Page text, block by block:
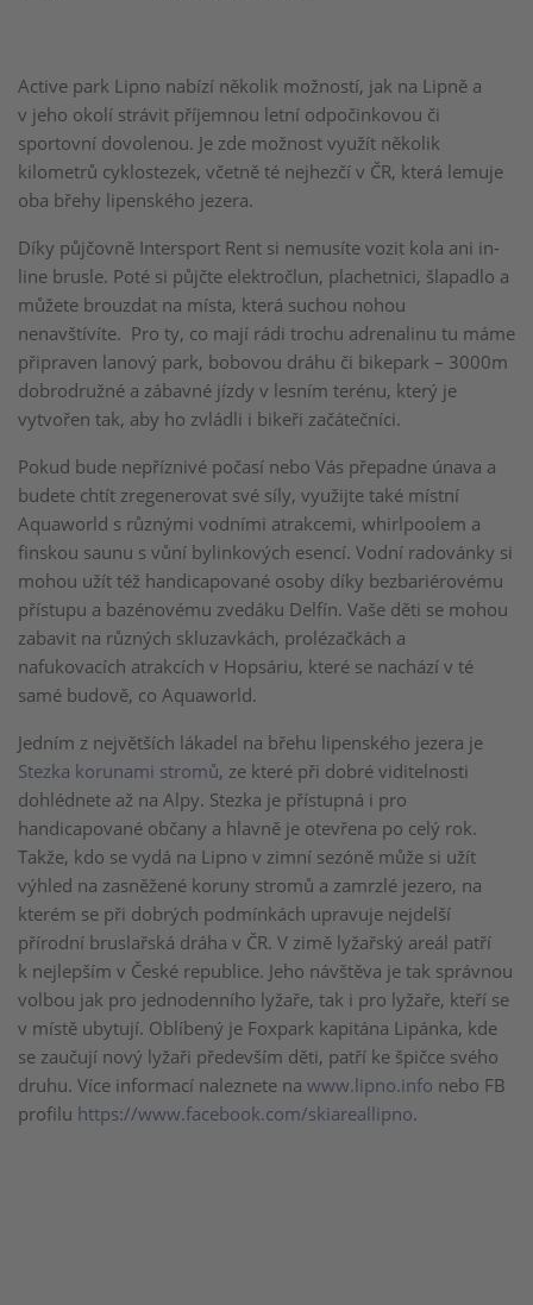
Active park Lipno nabízí několik možností, jak na Lipně a
v jeho okolí strávit příjemnou letní odpočinkovou či
sportovní dovolenou. Je zde možnost využít několik
kilometrů cyklostezek, včetně té nejhezčí v ČR, která lemuje
oba břehy lipenského jezera.
Díky půjčovně Intersport Rent si nemusíte vozit kola ani in-
line brusle. Poté si půjčte elektročlun, plachetnici, šlapadlo a
můžete brouzdat na místa, která suchou nohou
nenavštívíte. Pro ty, co mají rádi trochu adrenalinu tu máme
připraven lanový park, bobovou dráhu či bikepark – 3000m
dobrodružné a zábavné jízdy v lesním terénu, který je
vytvořen tak, aby ho zvládli i bikeři začátečníci.
Pokud bude nepříznivé počasí nebo Vás přepadne únava a
budete chtít zregenerovat své síly, využijte také místní
Aquaworld s různými vodními atrakcemi, whirlpoolem a
finskou saunu s vůní bylinkových esencí. Vodní radovánky si
mohou užít též handicapované osoby díky bezbariérovému
přístupu a bazénovému zvedáku Delfín. Vaše děti se mohou
zabavit na různých skluzavkách, prolézačkách a
nafukovacích atrakcích v Hopsáriu, které se nachází v té
samé budově, co Aquaworld.
Jedním z největších lákadel na břehu lipenského jezera je
Stezka korunami stromů, ze které při dobré viditelnosti
dohlédnete až na Alpy. Stezka je přístupná i pro
handicapované občany a hlavně je otevřena po celý rok.
Takže, kdo se vydá na Lipno v zimní sezóně může si užít
výhled na zasněžené koruny stromů a zamrzlé jezero, na
kterém se při dobrých podmínkách upravuje nejdelší
přírodní bruslařská dráha v ČR. V zimě lyžařský areál patří
k nejlepším v České republice. Jeho návštěva je tak správnou
volbou jak pro jednodenního lyžaře, tak i pro lyžaře, kteří se
v místě ubytují. Oblíbený je Foxpark kapitána Lipánka, kde
se zaučují nový lyžaři především děti, patří ke špičce svého
druhu. Více informací naleznete na www.lipno.info nebo FB
profilu https://www.facebook.com/skiareallipno.